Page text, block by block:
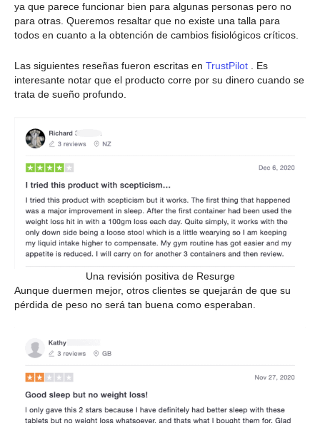
ya que parece funcionar bien para algunas personas pero no
para otras. Queremos resaltar que no existe una talla para
todos en cuanto a la obtención de cambios fisiológicos críticos.
Las siguientes reseñas fueron escritas en TrustPilot . Es
interesante notar que el producto corre por su dinero cuando se
trata de sueño profundo.
Una revisión positiva de Resurge
Aunque duermen mejor, otros clientes se quejarán de que su
pérdida de peso no será tan buena como esperaban.